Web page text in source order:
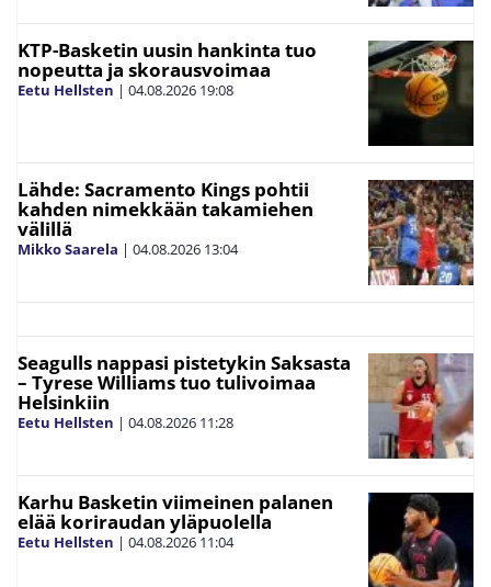
KTP-Basketin uusin hankinta tuo
nopeutta ja skorausvoimaa
Eetu Hellsten | 04.08.2026 19:08
Lähde: Sacramento Kings pohtii
kahden nimekkään takamiehen
välillä
Mikko Saarela | 04.08.2026 13:04
Seagulls nappasi pistetykin Saksasta
– Tyrese Williams tuo tulivoimaa
Helsinkiin
Eetu Hellsten | 04.08.2026 11:28
Karhu Basketin viimeinen palanen
elää koriraudan yläpuolella
Eetu Hellsten | 04.08.2026 11:04